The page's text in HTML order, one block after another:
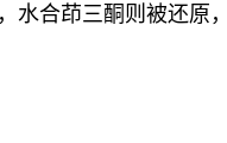
水合茚三酮则被还原